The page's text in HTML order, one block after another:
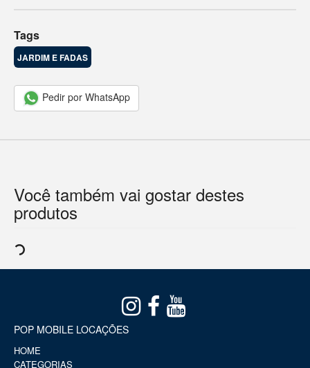
Tags
JARDIM E FADAS
Pedir por WhatsApp
Você também vai gostar destes
produtos
POP MOBILE LOCAÇÕES
HOME
CATEGORIAS